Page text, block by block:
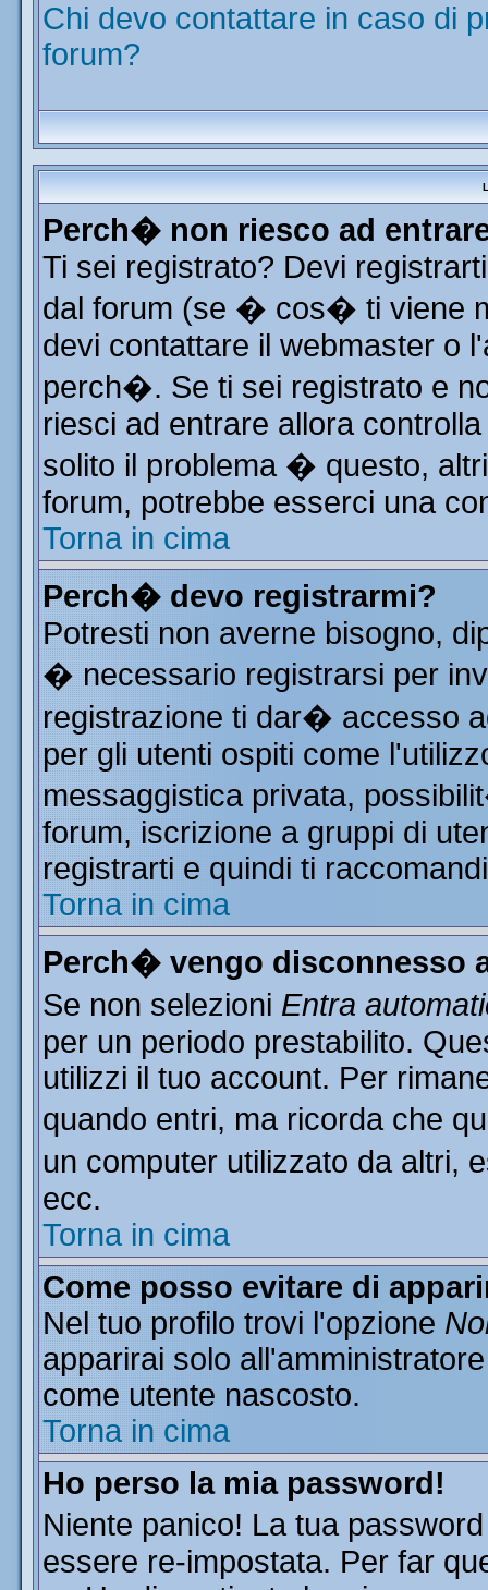
Chi devo contattare in caso di
forum?
Perch� non riesco ad
Ti sei registrato? Devi
dal forum (se � cos� ti viene
devi contattare il webmaster o
perch�. Se ti sei registrato e
riesci ad entrare allora
solito il problema � questo,
forum, potrebbe esserci una
Torna in cima
Perch� devo registrarmi?
Potresti non averne bisogno,
� necessario registrarsi per
registrazione ti dar� accesso
per gli utenti ospiti come
messaggistica privata,
forum, iscrizione a gruppi di
registrarti e quindi ti
Torna in cima
Perch� vengo disconnesso
Se non selezioni Entra
per un periodo prestabilito.
utilizzi il tuo account. Per
quando entri, ma ricorda che
un computer utilizzato da
ecc.
Torna in cima
Come posso evitare di
Nel tuo profilo trovi l'opzione
apparirai solo
come utente nascosto.
Torna in cima
Ho perso la mia password!
Niente panico! La tua
essere re-impostata. Per far